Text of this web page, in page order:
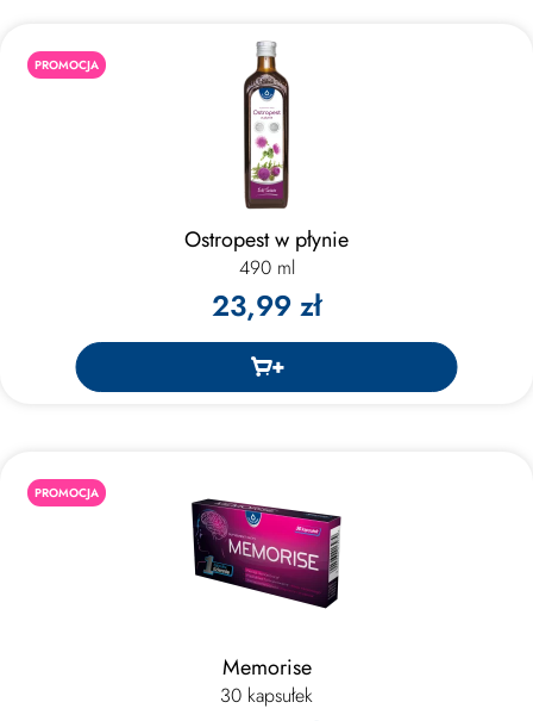
PROMOCJA
Ostropest w płynie
490 ml
23,99 zł
PROMOCJA
Memorise
30 kapsułek